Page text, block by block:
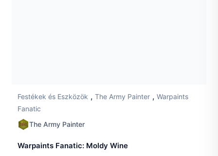
Festékek és Eszközök , The Army Painter , Warpaints
Fanatic
The Army Painter
Warpaints Fanatic: Moldy Wine